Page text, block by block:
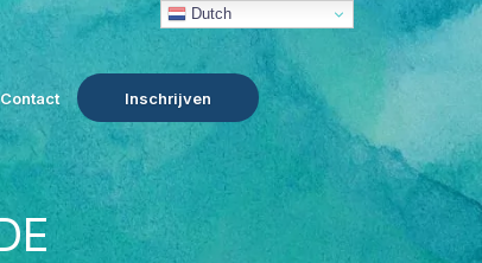
Contact Inschrijven
Dutch